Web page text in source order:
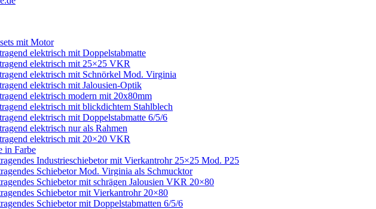
mit Motor
elektrisch mit Doppelstabmatte
elektrisch mit 25×25 VKR
elektrisch mit Schnörkel Mod. Virginia
elektrisch mit Jalousien-Optik
elektrisch modern mit 20x80mm
elektrisch mit blickdichtem Stahlblech
elektrisch mit Doppelstabmatte 6/5/6
elektrisch nur als Rahmen
elektrisch mit 20×20 VKR
in Farbe
Industrieschiebetor mit Vierkantrohr 25×25 Mod. P25
Schiebetor Mod. Virginia als Schmucktor
Schiebetor mit schrägen Jalousien VKR 20×80
Schiebetor mit Vierkantrohr 20×80
Schiebetor mit Doppelstabmatten 6/5/6